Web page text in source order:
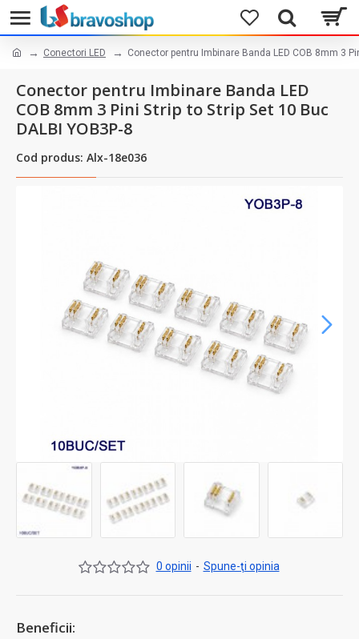
Conectori LED Conector pentru Imbinare Banda LED COB 8mm 3
Conector pentru Imbinare Banda LED
COB 8mm 3 Pini Strip to Strip Set 10 Buc
DALBI YOB3P-8
Cod produs: Alx-18e036
Beneficii:
0 opinii - Spune-ţi opinia